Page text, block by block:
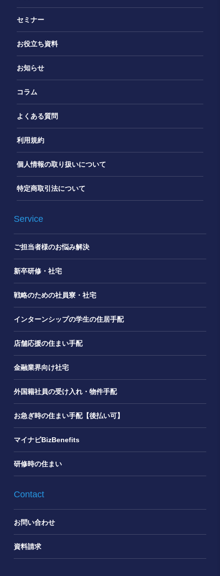
セミナー
お役立ち資料
お知らせ
コラム
よくある質問
利用規約
個人情報の取り扱いについて
特定商取引法について
Service
ご担当者様のお悩み解決
新卒研修・社宅
戦略のための社員寮・社宅
インターンシップの学生の住居手配
店舗応援の住まい手配
金融業界向け社宅
外国籍社員の受け入れ・物件手配
お急ぎ時の住まい手配【後払い可】
マイナビBizBenefits
研修時の住まい
Contact
お問い合わせ
資料請求